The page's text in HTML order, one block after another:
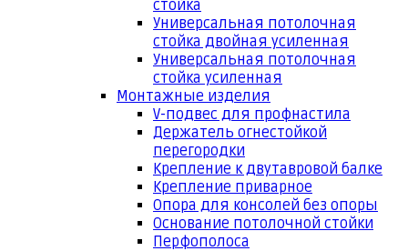
стойка
Универсальная потолочная
стойка двойная усиленная
Универсальная потолочная
стойка усиленная
Монтажные изделия
V-подвес для профнастила
Держатель огнестойкой
перегородки
Крепление к двутавровой балке
Крепление приварное
Опора для консолей без опоры
Основание потолочной стойки
Перфополоса